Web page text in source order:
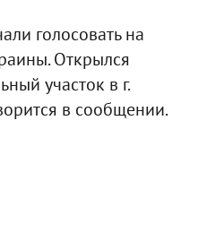
голосовать на
Открылся
участок в г.
в сообщении.